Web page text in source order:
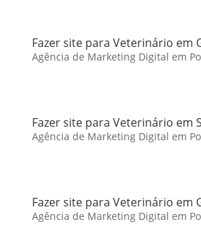
Fazer site para Veterinário em
Agência de Marketing Digital em
Fazer site para Veterinário em
Agência de Marketing Digital em
Fazer site para Veterinário em
Agência de Marketing Digital em